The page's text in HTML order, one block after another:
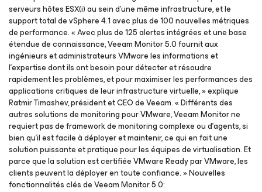
serveurs hôtes ESX(i) au sein d’une même infrastructure, et le
support total de vSphere 4.1 avec plus de 100 nouvelles métriques
de performance. « Avec plus de 125 alertes intégrées et une base
étendue de connaissance, Veeam Monitor 5.0 fournit aux
ingénieurs et administrateurs VMware les informations et
l’expertise dont ils ont besoin pour détecter et résoudre
rapidement les problèmes, et pour maximiser les performances des
applications critiques de leur infrastructure virtuelle, » explique
Ratmir Timashev, président et CEO de Veeam. « Différents des
autres solutions de monitoring pour VMware, Veeam Monitor ne
requiert pas de framework de monitoring complexe ou d’agents, si
bien qu’il est facile à déployer et maintenir, ce qui en fait une
solution puissante et pratique pour les équipes de virtualisation. Et
parce que la solution est certifiée VMware Ready par VMware, les
clients peuvent la déployer en toute confiance. » Nouvelles
fonctionnalités clés de Veeam Monitor 5.0: